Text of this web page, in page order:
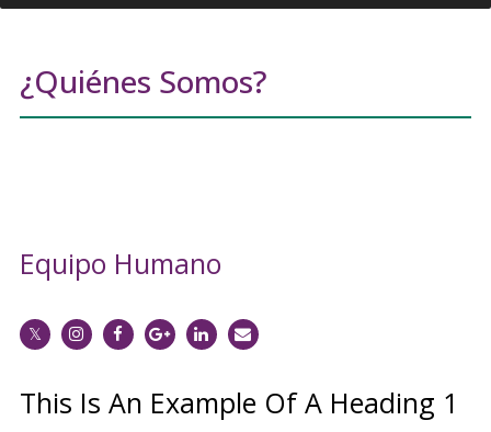
¿Quiénes Somos?
Equipo Humano
This Is An Example Of A Heading 1